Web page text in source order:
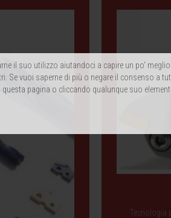
il suo utilizzo aiutandoci a capire un po'
Se vuoi saperne di più o negare il consenso a
pagina o cliccando qualunque suo
Tecnologia